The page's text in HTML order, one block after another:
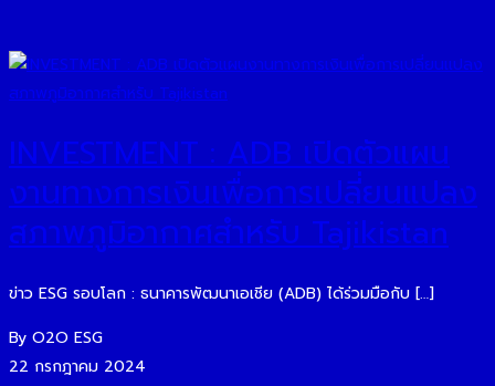
INVESTMENT : ADB เปิดตัวแผน
งานทางการเงินเพื่อการเปลี่ยนแปลง
สภาพภูมิอากาศสำหรับ Tajikistan
ข่าว ESG รอบโลก : ธนาคารพัฒนาเอเชีย (ADB) ได้ร่วมมือกับ […]
By O2O ESG
22 กรกฎาคม 2024